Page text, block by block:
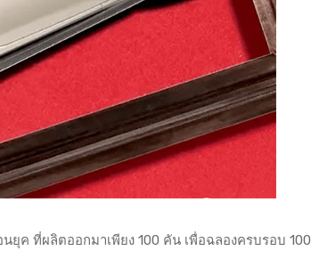
ยุค ที่ผลิตออกมาเพียง 100 คัน เพื่อฉลองครบรอบ 100